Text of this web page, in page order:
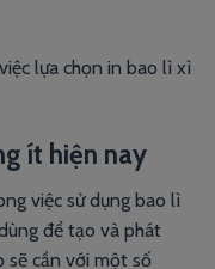
lựa chọn in bao lì xì
ít hiện nay
việc sử dụng bao lì
để tạo và phát
sẽ cần với một số